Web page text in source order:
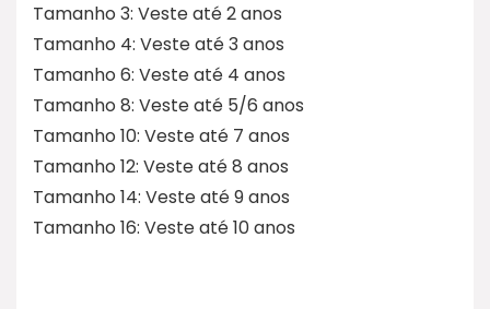
Tamanho 3: Veste até 2 anos
Tamanho 4: Veste até 3 anos
Tamanho 6: Veste até 4 anos
Tamanho 8: Veste até 5/6 anos
Tamanho 10: Veste até 7 anos
Tamanho 12: Veste até 8 anos
Tamanho 14: Veste até 9 anos
Tamanho 16: Veste até 10 anos